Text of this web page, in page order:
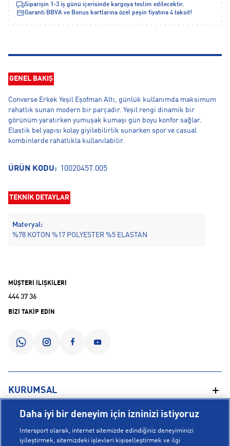
Siparişin 1-3 iş günü içerisinde kargoya teslim edilecektir.
Garanti BBVA ve Bonus kartlarına özel peşin fiyatına 4 taksit!
GENEL BAKIŞ
Converse Erkek Yeşil Eşofman Altı, günlük kullanımda maksimum
rahatlık sunan modern bir parçadır. Yeşil rengi dinamik bir
görünüm yaratırken yumuşak kumaşı gün boyu konfor sağlar.
Elastik bel yapısı kolay giyilebilirlik sunarken spor ve casual
kombinlerde rahatlıkla kullanılabilir.
ÜRÜN KODU: 1002045T.005
TEKNİK DETAYLAR
Materyal:
%78 KOTON %17 POLYESTER %5 ELASTAN
MÜŞTERİ İLİŞKİLERİ
444 37 36
BİZİ TAKİP EDİN
KURUMSAL
Hakkımızda
Mağazalarımız
YARDIM
Daha iyi bir deneyim için izninizi istiyoruz
Intersport olarak, internet sitemizde edindiğiniz deneyiminizi
iyileştirmek, sitemizdeki işlevleri kişiselleştirmek ve ilgi